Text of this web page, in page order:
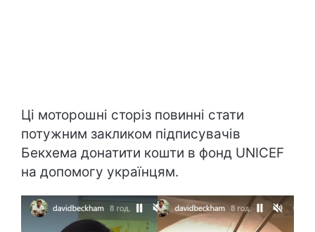
Ці моторошні сторіз повинні стати
потужним закликом підписувачів
Бекхема донатити кошти в фонд UNICEF
на допомогу українцям.